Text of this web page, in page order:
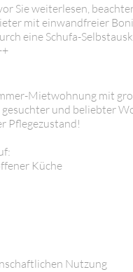
Sie weiterlesen,
mit einwandfreier
eine Schufa-
Mietwohnung mit
und beliebter
Pflegezustand!
Küche
Nutzung